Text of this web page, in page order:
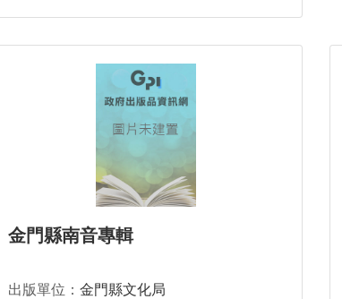
金門縣南音專輯
出版單位： 金門縣文化局